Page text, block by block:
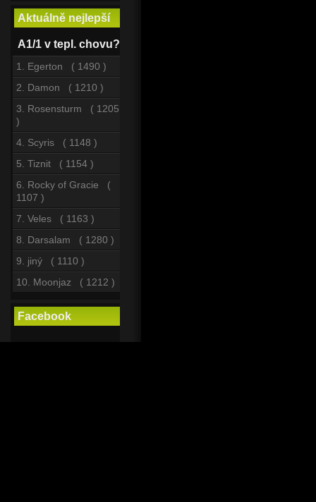
Aktuálně nejlepší
A1/1 v tepl. chovu?
1. Egerton ( 1490 )
2. Damon ( 1210 )
3. Rosensturm ( 1205
)
4. Scyris ( 1148 )
5. Tiznit ( 1154 )
6. Rocky of Gracie (
1107 )
7. Veles ( 1163 )
8. Darsalam ( 1280 )
9. jiný ( 1110 )
10. Moonjaz ( 1212 )
Facebook